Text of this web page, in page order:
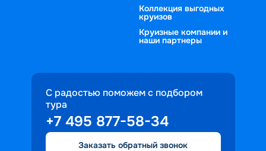
Коллекция выгодных
круизов
Круизные компании и
наши партнеры
С радостью поможем с подбором
тура
+7 495 877-58-34
Заказать обратный звонок